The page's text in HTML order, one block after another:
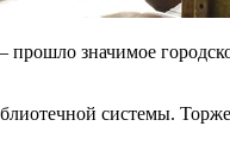
значимое
системы.